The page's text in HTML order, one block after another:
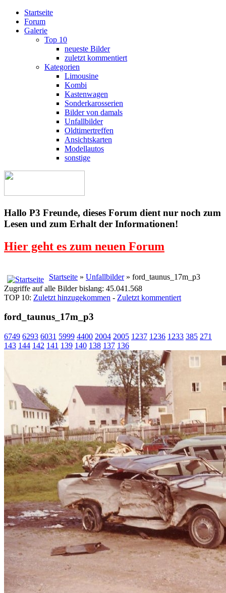
Startseite
Forum
Galerie
Top 10
neueste Bilder
zuletzt kommentiert
Kategorien
Limousine
Kombi
Kastenwagen
Sonderkarosserien
Bilder von damals
Unfallbilder
Oldtimertreffen
Ansichtskarten
Modellautos
sonstige
Hallo P3 Freunde, dieses Forum dient nur noch zum
Lesen und zum Erhalt der Informationen!
Hier geht es zum neuen Forum
Startseite » Unfallbilder» ford_taunus_17m_p3
Zugriffe auf alle Bilder bislang: 45.041.568
TOP 10: Zuletzt hinzugekommen - Zuletzt kommentiert
ford_taunus_17m_p3
6749 6293 6031 5999 4400 2004 2005 1237 1236 1233 385 271
143 144 142 141 139 140 138 137 136